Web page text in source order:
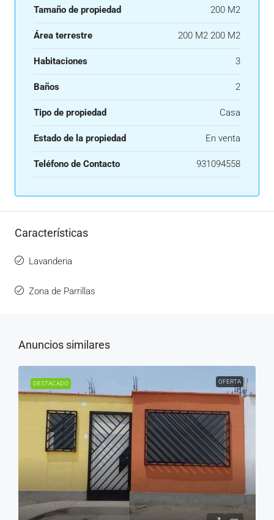
Tamaño de propiedad 200 M2
Área terrestre 200 M2 200 M2
Habitaciones 3
Baños 2
Tipo de propiedad Casa
Estado de la propiedad En venta
Teléfono de Contacto 931094558
Características
Lavanderia
Zona de Parrillas
Anuncios similares
DESTACADO OFERTA